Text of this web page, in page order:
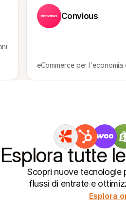
Convious
eCommerce per l'economia
Esplora tutte
Scopri nuove tecnologie
flussi di entrate e
Esplora